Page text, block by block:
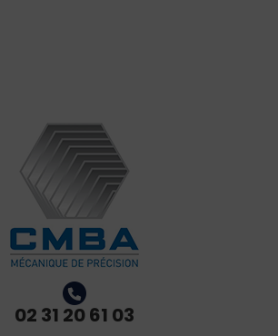
02 31 20 61 03